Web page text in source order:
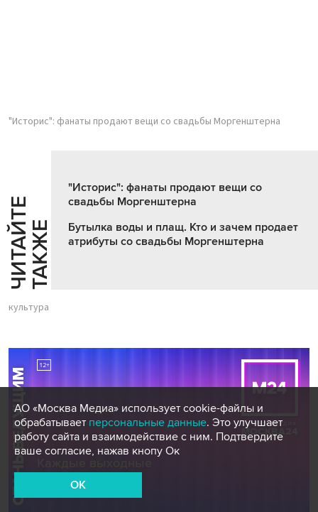
"Историс": фанаты продают вещи со свадьбы Моргенштерна
Ч
И
Т
АЙ
Т
Е
Т
А
К
ЖЕ
"Историс": фанаты продают вещи со
свадьбы Моргенштерна
Бутылка воды и плащ. Кто и зачем продает
атрибуты со свадьбы Моргенштерна
культура
АО «Москва Медиа» использует cookie-файлы и
обрабатывает персональные данные. Это улучшает
работу сайта и взаимодействие с ним. Подтвердите
ваше согласие, нажав кнопу Ок
OK